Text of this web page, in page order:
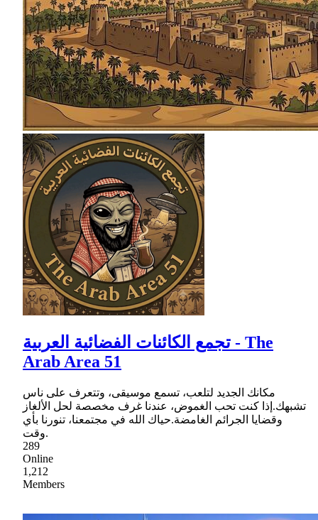
تجمع الكائنات الفضائية العربية - The
Arab Area 51
مكانك الجديد لتلعب، تسمع موسيقى، وتتعرف على ناس
تشبهك.إذا كنت تحب الغموض، عندنا غرف مخصصة لحل الألغاز
وقضايا الجرائم الغامضة.حياك الله في مجتمعنا، تنورنا بأي
وقت.
289
Online
1,212
Members